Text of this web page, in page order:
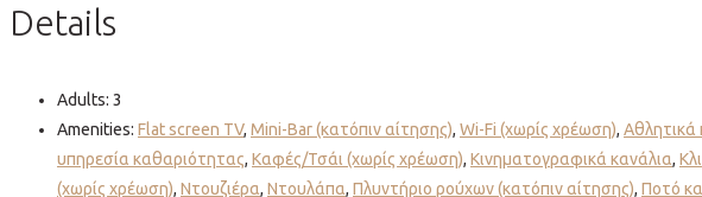
Details
Adults: 3
Amenities: Flat screen TV, Mini-Bar (κατόπιν αίτησης), Wi-Fi (χωρίς χρέωση), Αθλητικά
υπηρεσία καθαριότητας, Καφές/Τσάι (χωρίς χρέωση), Κινηματογραφικά κανάλια,
(χωρίς χρέωση), Ντουζιέρα, Ντουλάπα, Πλυντήριο ρούχων (κατόπιν αίτησης), Ποτό